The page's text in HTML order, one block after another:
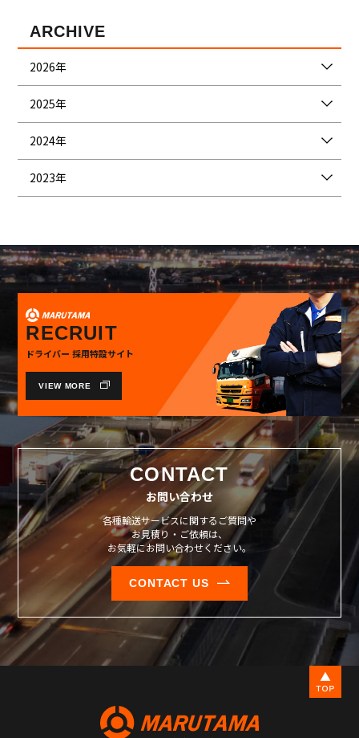
ARCHIVE
2026年
2025年
2024年
2023年
RECRUIT
ドライバー 採用特設サイト
VIEW MORE
CONTACT
お問い合わせ
各種輸送サービスに関するご質問や
お見積り・ご依頼は、
お気軽にお問い合わせください。
CONTACT US